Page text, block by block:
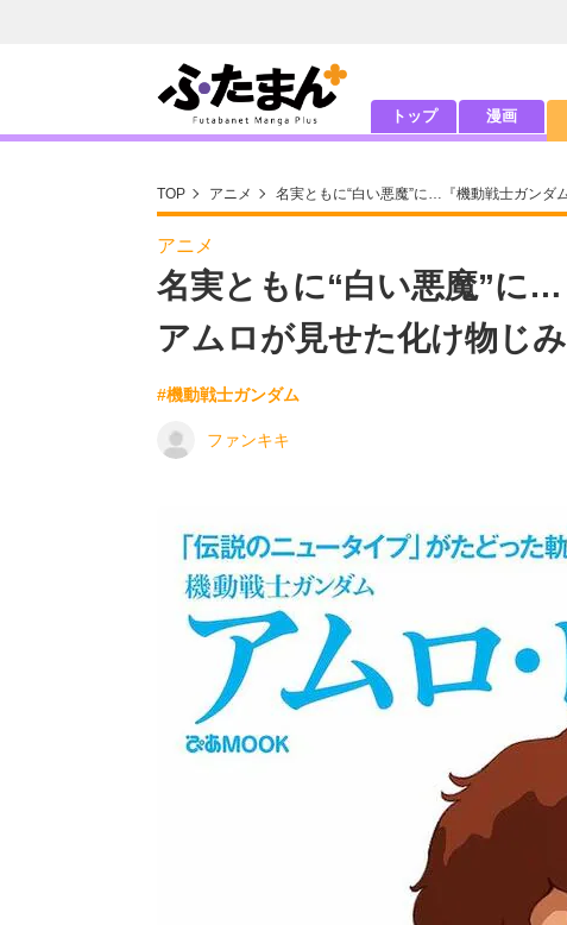
トップ 漫画
TOP アニメ 名実ともに“白い悪魔”に…『機動戦士ガンダ
アニメ
名実ともに“白い悪魔”に
アムロが見せた化け物じ
#機動戦士ガンダム
ファンキキ